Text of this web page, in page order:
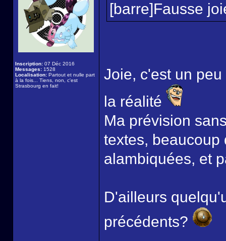
Inscription: 07 Déc 2016
Messages: 1528
Localisation: Partout et nulle part
à la fois... Tiens, non, c'est
Strasbourg en fait!
[barre]Fausse
Joie, c'est un
la réalité
Ma prévision
textes, beaucoup
alambiquées, et
D'ailleurs
précédents?